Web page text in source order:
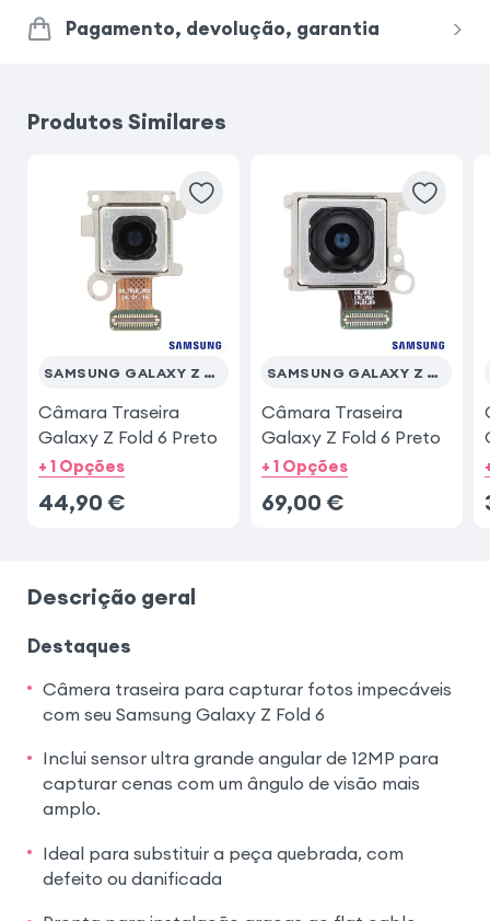
Pagamento, devolução, garantia
Produtos Similares
SAMSUNG GALAXY Z FOLD 6
Câmara Traseira
Galaxy Z Fold 6 Preto
+ 1 Opções
44,90 €
SAMSUNG GALAXY Z FOLD 6
Câmara Traseira
Galaxy Z Fold 6 Preto
+ 1 Opções
69,00 €
Descrição geral
Destaques
Câmera traseira para capturar fotos impecáveis
com seu Samsung Galaxy Z Fold 6
Inclui sensor ultra grande angular de 12MP para
capturar cenas com um ângulo de visão mais
amplo.
Ideal para substituir a peça quebrada, com
defeito ou danificada